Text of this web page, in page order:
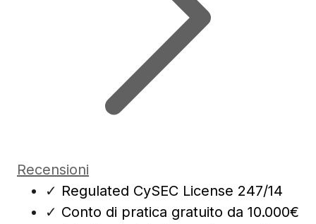
Recensioni
✓ Regulated CySEC License 247/14
✓ Conto di pratica gratuito da 10.000€